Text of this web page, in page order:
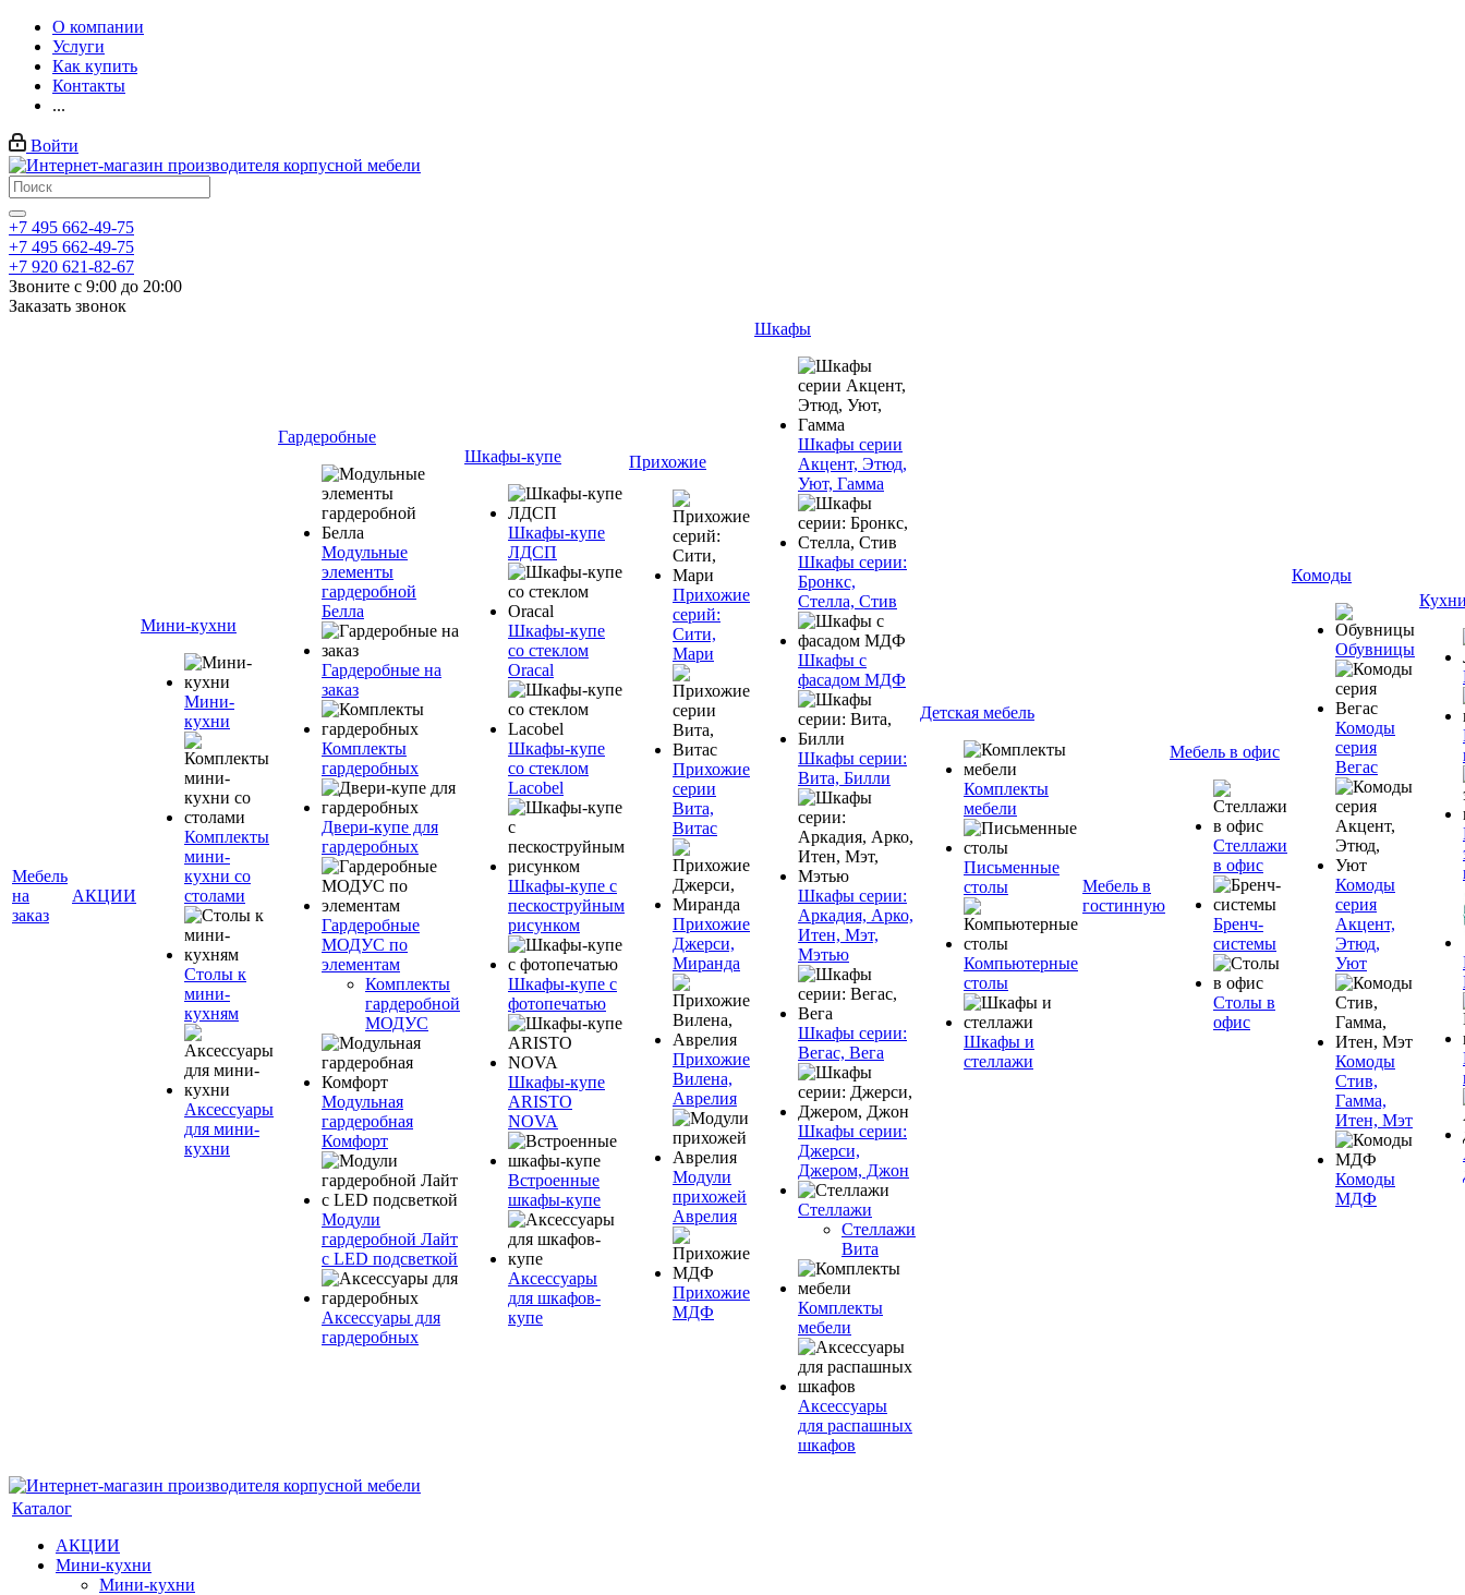
О компании
Услуги
Как купить
Контакты
...
Войти
+7 495 662-49-75
+7 495 662-49-75
+7 920 621-82-67
Звоните с 9:00 до 20:00
Заказать звонок
Мебель
на
заказ
АКЦИИ
Мини-кухни
Мини-
кухни
Комплекты
мини-
кухни со
столами
Столы к
мини-
кухням
Аксессуары
для мини-
кухни
Гардеробные
Модульные
элементы
гардеробной
Белла
Гардеробные на
заказ
Комплекты
гардеробных
Двери-купе для
гардеробных
Гардеробные
МОДУС по
элементам
Комплекты
гардеробной
МОДУС
Модульная
гардеробная
Комфорт
Модули
гардеробной Лайт
с LED подсветкой
Аксессуары для
гардеробных
Шкафы-купе
Шкафы-купе
ЛДСП
Шкафы-купе
со стеклом
Oracal
Шкафы-купе
со стеклом
Lacobel
Шкафы-купе с
пескоструйным
рисунком
Шкафы-купе с
фотопечатью
Шкафы-купе
ARISTO
NOVA
Встроенные
шкафы-купе
Аксессуары
для шкафов-
купе
Прихожие
Прихожие
серий:
Сити,
Мари
Прихожие
серии
Вита,
Витас
Прихожие
Джерси,
Миранда
Прихожие
Вилена,
Аврелия
Модули
прихожей
Аврелия
Прихожие
МДФ
Шкафы
Шкафы серии
Акцент, Этюд,
Уют, Гамма
Шкафы серии:
Бронкс,
Стелла, Стив
Шкафы с
фасадом МДФ
Шкафы серии:
Вита, Билли
Шкафы серии:
Аркадия, Арко,
Итен, Мэт,
Мэтью
Шкафы серии:
Вегас, Вега
Шкафы серии:
Джерси,
Джером, Джон
Стеллажи
Стеллажи
Вита
Комплекты
мебели
Аксессуары
для распашных
шкафов
Детская мебель
Комплекты
мебели
Письменные
столы
Компьютерные
столы
Шкафы и
стеллажи
Мебель в
гостинную
Мебель в офис
Стеллажи
в офис
Бренч-
системы
Столы в
офис
Комоды
Обувницы
Комоды
серия
Вегас
Комоды
серия
Акцент,
Этюд,
Уют
Комоды
Стив,
Гамма,
Итен, Мэт
Комоды
МДФ
Каталог
АКЦИИ
Мини-кухни
Мини-кухни